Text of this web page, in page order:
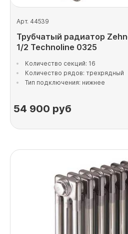
Арт. 44539
Трубчатый радиатор
1/2 Technoline 0325
Количество секций: 16
Количество рядов: трехрядный
Тип подключения: нижнее
54 900 руб